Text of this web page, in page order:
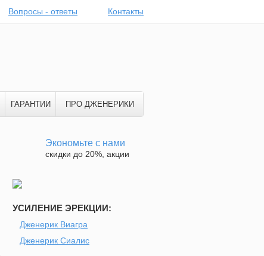
Вопросы - ответы Контакты
ГАРАНТИИ ПРО ДЖЕНЕРИКИ
Экономьте с нами
скидки до 20%, акции
УСИЛЕНИЕ ЭРЕКЦИИ:
Дженерик Виагра
Дженерик Сиалис